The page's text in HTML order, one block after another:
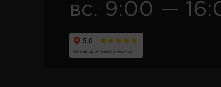
вс. 9:00 —